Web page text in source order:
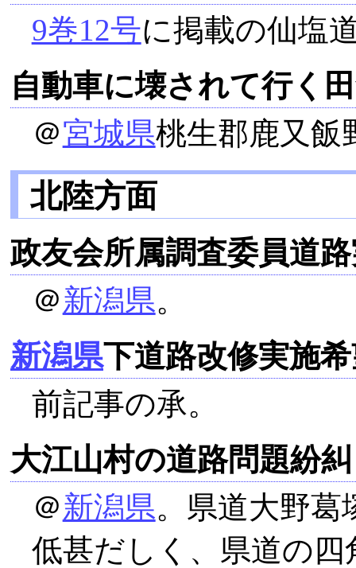
9巻12号に掲載の仙塩
自動車に壊されて行く
＠宮城県桃生郡鹿又飯
北陸方面
政友会所属調査委員道
＠新潟県。
新潟県下道路改修実施
前記事の承。
大江山村の道路問題紛糾
＠新潟県。県道大野葛
低甚だしく、県道の